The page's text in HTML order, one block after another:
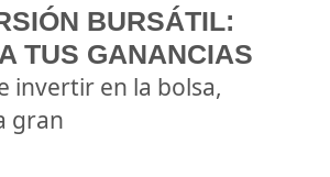
BURSÁTIL:
TUS GANANCIAS
invertir en la bolsa,
gran